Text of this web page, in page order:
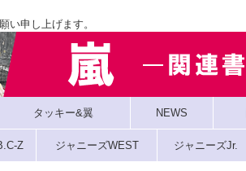
い申し上げます。
タッキー&翼 NEWS
Z ジャニーズWEST ジャニーズJr.